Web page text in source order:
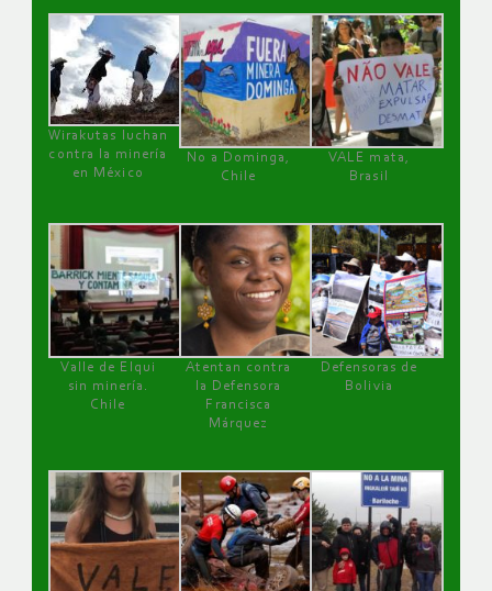
Wirakutas luchan
contra la minería
en México
No a Dominga,
Chile
VALE mata,
Brasil
Valle de Elqui
sin minería.
Chile
Atentan contra
la Defensora
Francisca
Márquez
Defensoras de
Bolivia